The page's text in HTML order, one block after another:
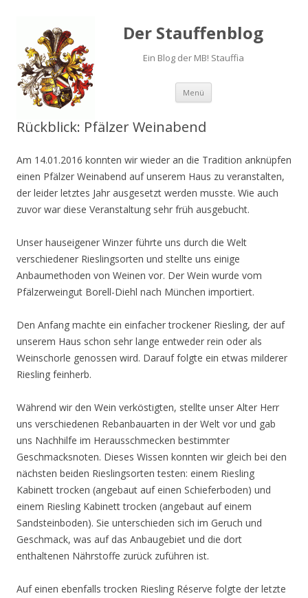
Der Stauffenblog
Ein Blog der MB! Stauffia
Menü
Springe zum Inhalt
Rückblick: Pfälzer Weinabend
Am 14.01.2016 konnten wir wieder an die Tradition anknüpfen
einen Pfälzer Weinabend auf unserem Haus zu veranstalten,
der leider letztes Jahr ausgesetzt werden musste. Wie auch
zuvor war diese Veranstaltung sehr früh ausgebucht.
Unser hauseigener Winzer führte uns durch die Welt
verschiedener Rieslingsorten und stellte uns einige
Anbaumethoden von Weinen vor. Der Wein wurde vom
Pfälzerweingut Borell-Diehl nach München importiert.
Den Anfang machte ein einfacher trockener Riesling, der auf
unserem Haus schon sehr lange entweder rein oder als
Weinschorle genossen wird. Darauf folgte ein etwas milderer
Riesling feinherb.
Während wir den Wein verköstigten, stellte unser Alter Herr
uns verschiedenen Rebanbauarten in der Welt vor und gab
uns Nachhilfe im Herausschmecken bestimmter
Geschmacksnoten. Dieses Wissen konnten wir gleich bei den
nächsten beiden Rieslingsorten testen: einem Riesling
Kabinett trocken (angebaut auf einen Schieferboden) und
einem Riesling Kabinett trocken (angebaut auf einem
Sandsteinboden). Sie unterschieden sich im Geruch und
Geschmack, was auf das Anbaugebiet und die dort
enthaltenen Nährstoffe zurück zuführen ist.
Auf einen ebenfalls trocken Riesling Réserve folgte der letzte